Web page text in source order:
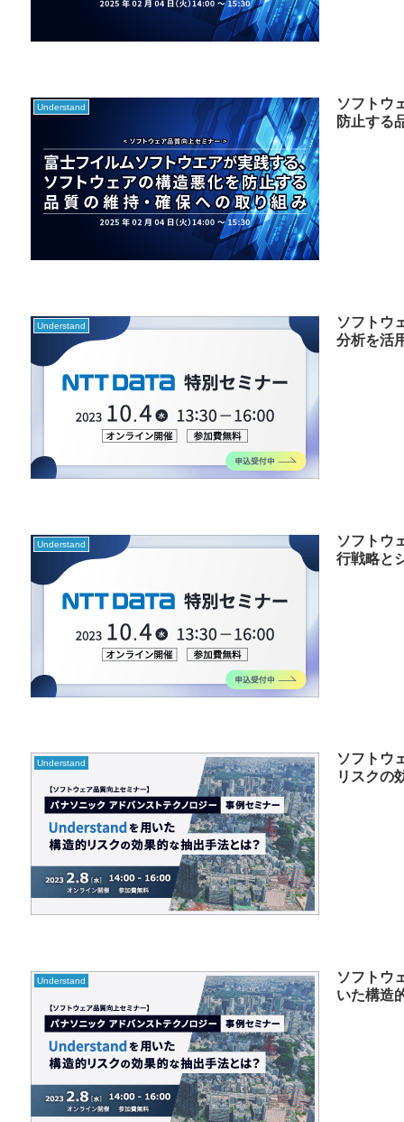
Understand
ソフトウ
防止する
Understand
ソフトウ
分析を活
Understand
ソフトウ
行戦略と
Understand
ソフトウ
リスクの
Understand
ソフトウ
いた構造